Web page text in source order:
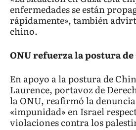
enfermedades se están
rápidamente», también
chino.
ONU refuerza la postura de
En apoyo a la postura de
Laurence, portavoz de
la ONU, reafirmó la
«impunidad» en Israel
violaciones contra los